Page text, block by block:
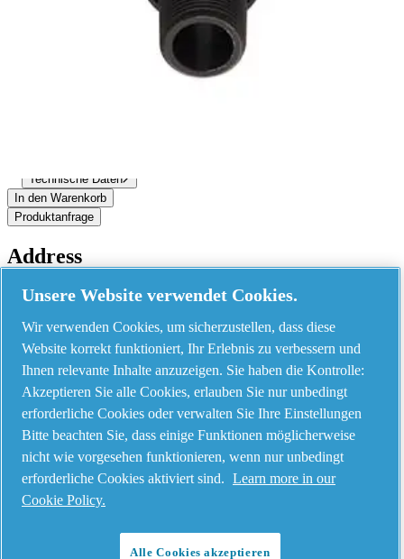
NIPPLE SOCKET D20X 3/4 NPT FOR
AIRNET SYSTEMS
Technische Daten
In den Warenkorb
Produktanfrage
Address
AIRnet - C.Aria.C
Via Selva Maiolo, 5/7 - 36075, Montecchio Maggiore, Vicenza Italy
Contact us
Piping Systems - click to see details
Aluminium
Stainless Steel
Unsere Website verwendet Cookies.
Wir verwenden Cookies, um sicherzustellen, dass diese
Website korrekt funktioniert, Ihr Erlebnis zu verbessern und
Ihnen relevante Inhalte anzuzeigen. Sie haben die Kontrolle:
Akzeptieren Sie alle Cookies, erlauben Sie nur unbedingt
erforderliche Cookies oder verwalten Sie Ihre Einstellungen
Bitte beachten Sie, dass einige Funktionen möglicherweise
nicht wie vorgesehen funktionieren, wenn nur unbedingt
erforderliche Cookies aktiviert sind. Learn more in our
Cookie Policy.
Alle Cookies akzeptieren